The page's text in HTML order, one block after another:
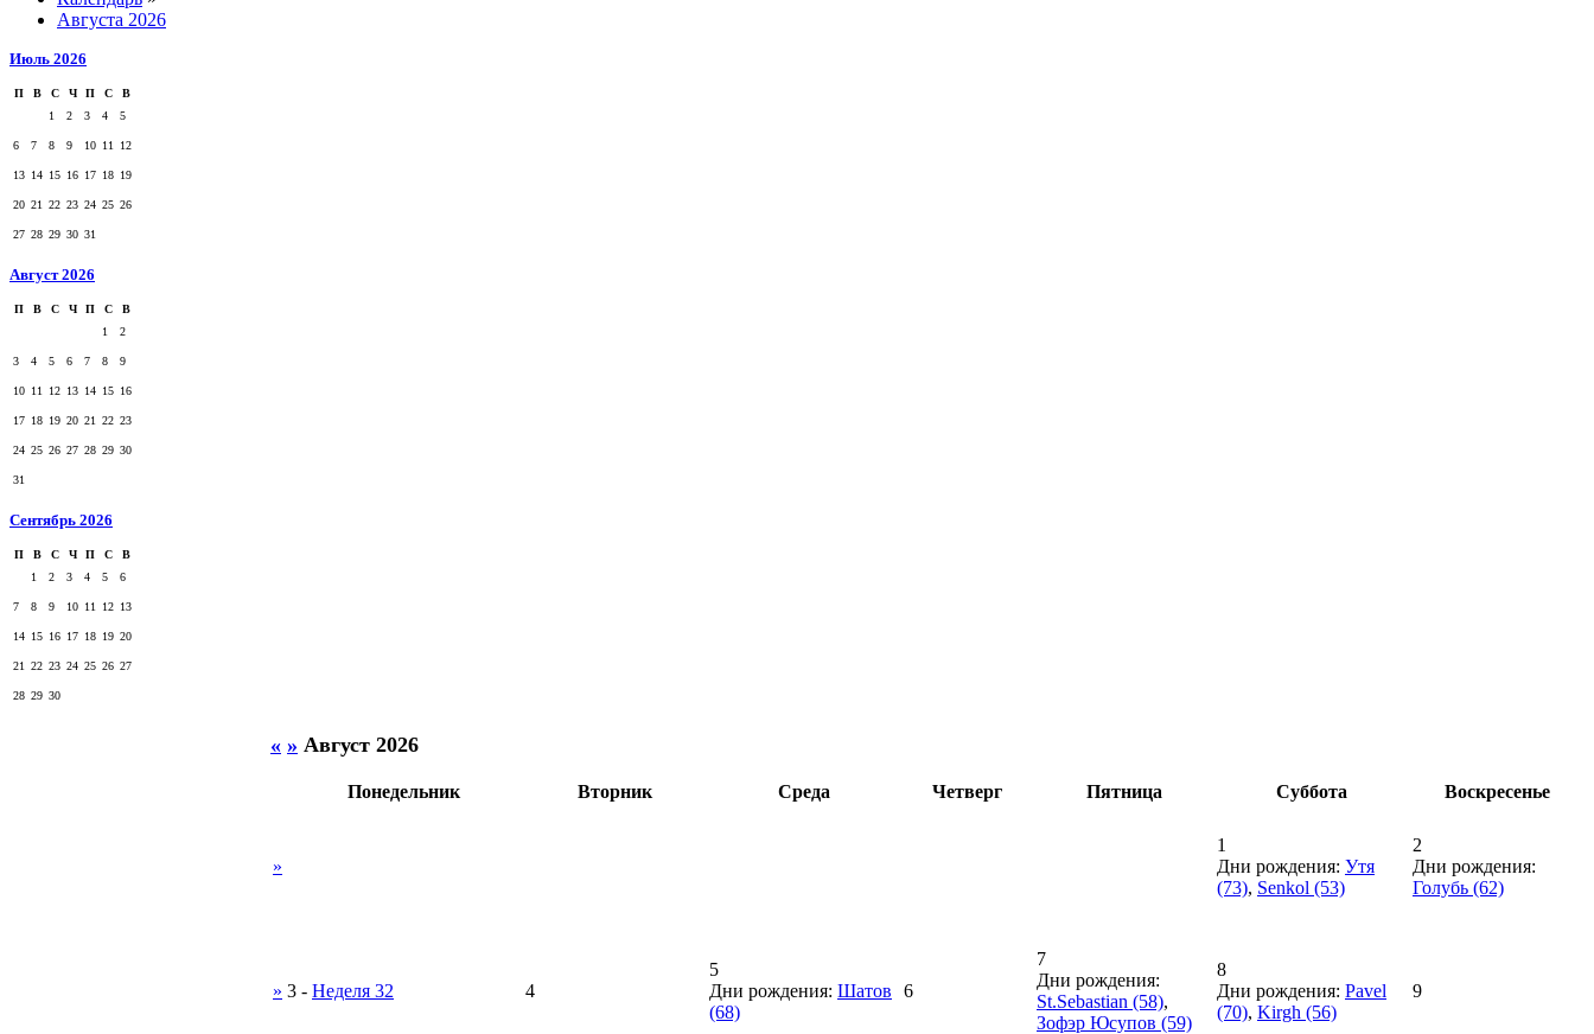
Августа 2026
Июль 2026
П В С Ч П С
В
1
2 3 4 5
6 7 8 9 10 11 12
13 14 15 16 17 18 19
20 21 22 23 24 25 26
27 28 29 30 31
Август 2026
П В С Ч П С
В
1
2
3 4 5 6 7 8 9
10 11 12 13 14 15 16
17 18 19 20 21 22 23
24 25 26 27 28 29 30
31
Сентябрь 2026
П В С Ч П С
В
1
2 3 4 5 6
7 8 9 10 11 12 13
14 15 16 17 18 19 20
21 22 23 24 25 26 27
28 29 30
« » Август 2026
Понедельник Вторник Среда Четверг Пятница Суббота Воскресенье
»
1
Дни рождения: Утя
(73), Senkol (53)
2
Дни рождения:
Голубь (62)
» 3 - Неделя 32 4
5
Дни рождения: Шатов
(68)
6
7
Дни рождения:
St.Sebastian (58),
Зофэр Юсупов (59)
8
Дни рождения: Pavel
(70), Kirgh (56)
9